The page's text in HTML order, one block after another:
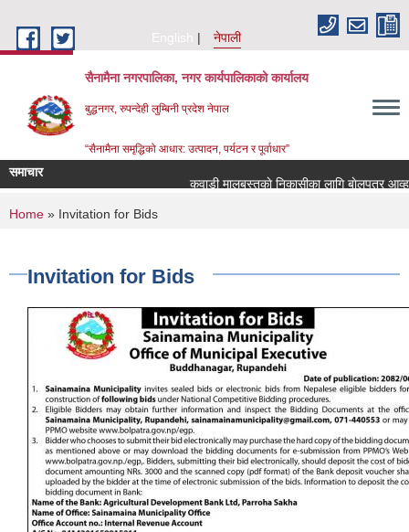
English
नेपाली
सैनामैना नगरपालिका, नगर कार्यपालिकाको कार्यालय
बुद्धनगर, रुपन्देही लुम्बिनी प्रदेश नेपाल
“सैनामैना समृद्धिको आधार: उत्पादन, पर्यटन र पूर्वाधार”
समाचार
कवाडी मालबस्तुकाे निकासीका लागि बाेलपत्र
You are here
Home » Invitation for Bids
Invitation for Bids